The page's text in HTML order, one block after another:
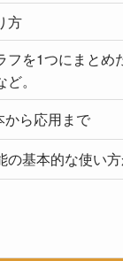
方
フを1つにまと
。
から応用まで
の基本的な使い